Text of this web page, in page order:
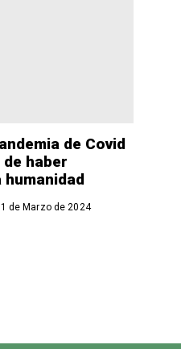
de Covid
haber
de Marzo de 2024